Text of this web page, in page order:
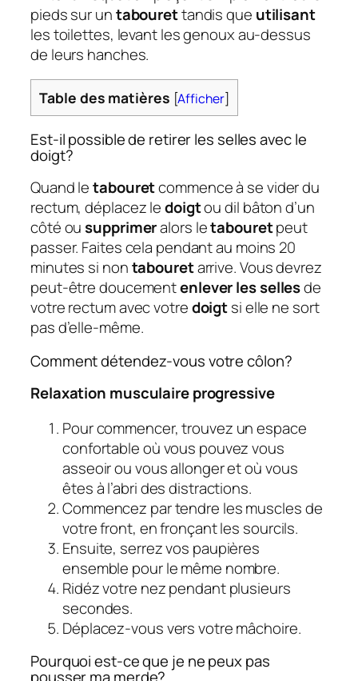
pieds sur untabourettandis que utilisant
les toilettes, levant les genoux au-dessus
de leurs hanches.
Table des matières [Afficher]
Est-il possible de retirer les selles avec le
doigt?
Quand letabouretcommence à se vider du
rectum, déplacez ledoigtou dil bâton d’un
côté ousupprimeralors letabouretpeut
passer. Faites cela pendant au moins 20
minutes si nontabouretarrive. Vous devrez
peut-être doucementenlever les sellesde
votre rectum avec votredoigtsi elle ne sort
pas d’elle-même.
Comment détendez-vous votre côlon?
Relaxation musculaire progressive
Pour commencer, trouvez un espace
confortable où vous pouvez vous
asseoir ou vous allonger et où vous
êtes à l’abri des distractions.
Commencez par tendre les muscles de
votre front, en fronçant les sourcils.
Ensuite, serrez vos paupières
ensemble pour le même nombre.
Ridéz votre nez pendant plusieurs
secondes.
Déplacez-vous vers votre mâchoire.
Pourquoi est-ce que je ne peux pas